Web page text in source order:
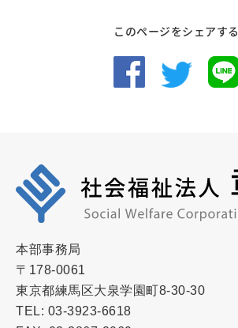
このページをシェアする
本部事務局
〒178-0061
東京都練馬区大泉学園町8-30-30
TEL: 03-3923-6618